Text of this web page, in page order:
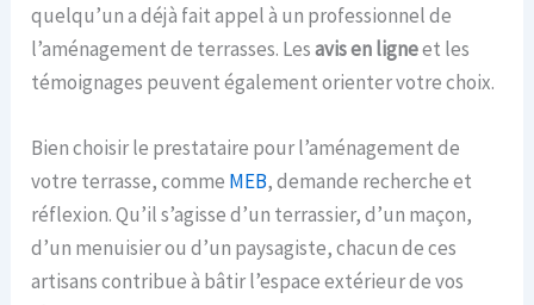
quelqu’un a déjà fait appel à un professionnel de
l’aménagement de terrasses. Lesavis en ligneet les
témoignages peuvent également orienter votre choix.
Bien choisir le prestataire pour l’aménagement de
votre terrasse, comme MEB, demande recherche et
réflexion. Qu’il s’agisse d’un terrassier, d’un maçon,
d’un menuisier ou d’un paysagiste, chacun de ces
artisans contribue à bâtir l’espace extérieur de vos